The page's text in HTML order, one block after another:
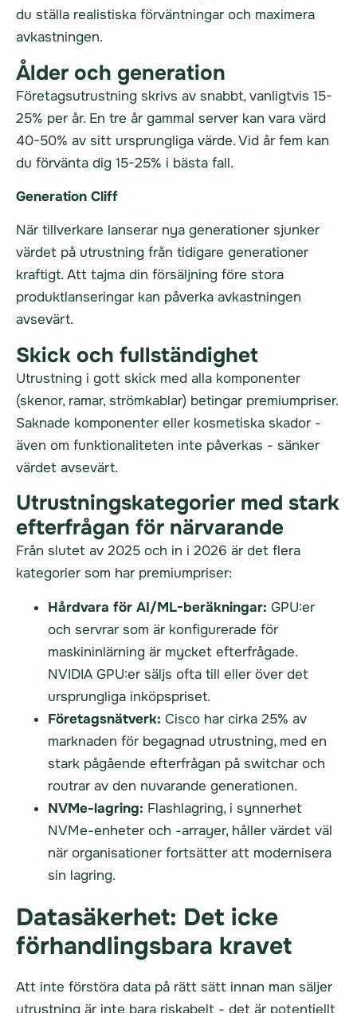
du ställa realistiska förväntningar och maximera
avkastningen.
Ålder och generation
Företagsutrustning skrivs av snabbt, vanligtvis 15-
25% per år. En tre år gammal server kan vara värd
40-50% av sitt ursprungliga värde. Vid år fem kan
du förvänta dig 15-25% i bästa fall.
Generation Cliff
När tillverkare lanserar nya generationer sjunker
värdet på utrustning från tidigare generationer
kraftigt. Att tajma din försäljning före stora
produktlanseringar kan påverka avkastningen
avsevärt.
Skick och fullständighet
Utrustning i gott skick med alla komponenter
(skenor, ramar, strömkablar) betingar premiumpriser.
Saknade komponenter eller kosmetiska skador -
även om funktionaliteten inte påverkas - sänker
värdet avsevärt.
Utrustningskategorier med stark
efterfrågan för närvarande
Från slutet av 2025 och in i 2026 är det flera
kategorier som har premiumpriser:
Hårdvara för AI/ML-beräkningar: GPU:er
och servrar som är konfigurerade för
maskininlärning är mycket efterfrågade.
NVIDIA GPU:er säljs ofta till eller över det
ursprungliga inköpspriset.
Företagsnätverk: Cisco har cirka 25% av
marknaden för begagnad utrustning, med en
stark pågående efterfrågan på switchar och
routrar av den nuvarande generationen.
NVMe-lagring: Flashlagring, i synnerhet
NVMe-enheter och -arrayer, håller värdet väl
när organisationer fortsätter att modernisera
sin lagring.
Datasäkerhet: Det icke
förhandlingsbara kravet
Att inte förstöra data på rätt sätt innan man säljer
utrustning är inte bara riskabelt - det är potentiellt